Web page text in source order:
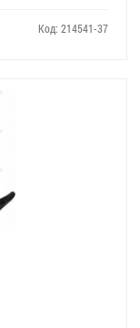
Код: 214541-37